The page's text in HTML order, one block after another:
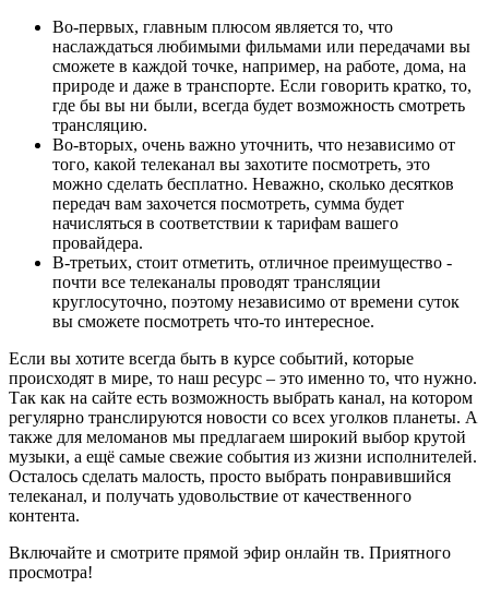
Во-первых, главным плюсом является то, что
наслаждаться любимыми фильмами или передачами вы
сможете в каждой точке, например, на работе, дома, на
природе и даже в транспорте. Если говорить кратко, то,
где бы вы ни были, всегда будет возможность смотреть
трансляцию.
Во-вторых, очень важно уточнить, что независимо от
того, какой телеканал вы захотите посмотреть, это
можно сделать бесплатно. Неважно, сколько десятков
передач вам захочется посмотреть, сумма будет
начисляться в соответствии к тарифам вашего
провайдера.
В-третьих, стоит отметить, отличное преимущество -
почти все телеканалы проводят трансляции
круглосуточно, поэтому независимо от времени суток
вы сможете посмотреть что-то интересное.
Если вы хотите всегда быть в курсе событий, которые
происходят в мире, то наш ресурс – это именно то, что нужно.
Так как на сайте есть возможность выбрать канал, на котором
регулярно транслируются новости со всех уголков планеты. А
также для меломанов мы предлагаем широкий выбор крутой
музыки, а ещё самые свежие события из жизни исполнителей.
Осталось сделать малость, просто выбрать понравившийся
телеканал, и получать удовольствие от качественного
контента.
Включайте и смотрите прямой эфир онлайн тв. Приятного
просмотра!